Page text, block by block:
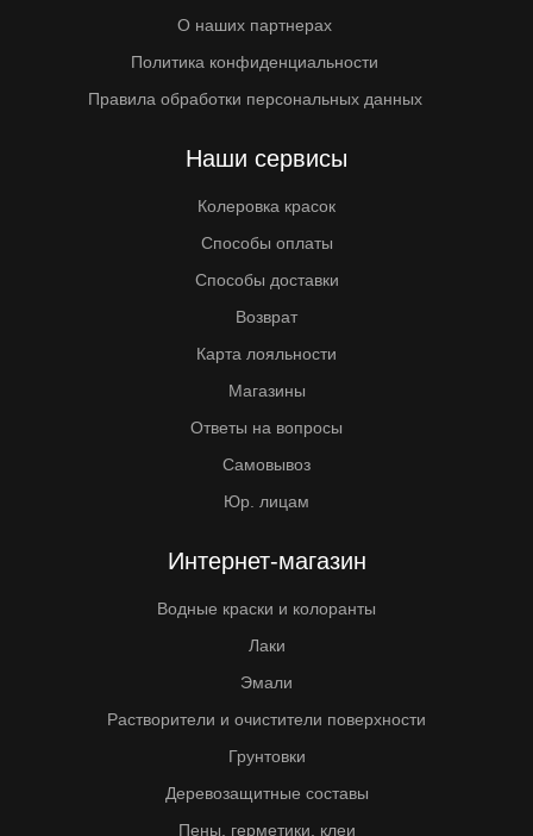
О наших партнерах
Политика конфиденциальности
Правила обработки персональных данных
Наши сервисы
Колеровка красок
Способы оплаты
Способы доставки
Возврат
Карта лояльности
Магазины
Ответы на вопросы
Самовывоз
Юр. лицам
Интернет-магазин
Водные краски и колоранты
Лаки
Эмали
Растворители и очистители поверхности
Грунтовки
Деревозащитные составы
Пены, герметики, клеи